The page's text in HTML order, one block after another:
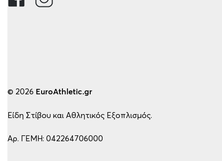
© 2026 EuroAthletic.gr
Είδη Στίβου και Αθλητικός Εξοπλισμός.
Αρ. ΓΕΜΗ: 042264706000